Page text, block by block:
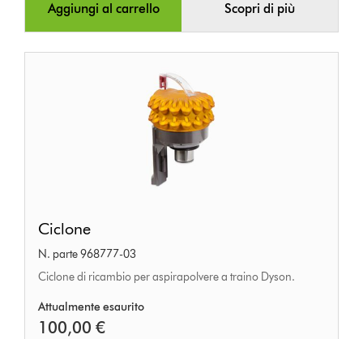
Aggiungi al carrello Scopri di più
Ciclone
N. parte 968777-03
Ciclone di ricambio per aspirapolvere a traino Dyson.
Attualmente esaurito
100,00 €